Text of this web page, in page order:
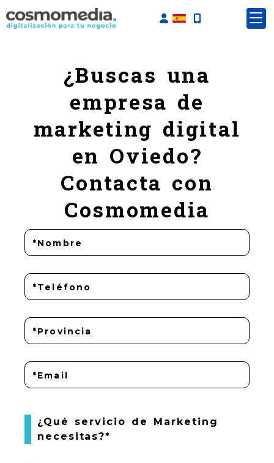
Identifícate
¿Buscas una
empresa de
marketing digital
en Oviedo?
Contacta con
Cosmomedia
¿Qué servicio de Marketing
necesitas?*